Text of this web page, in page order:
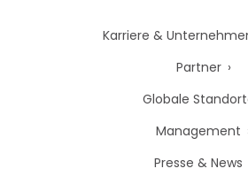
Karriere &
Partner
Globale
Management
Presse & News